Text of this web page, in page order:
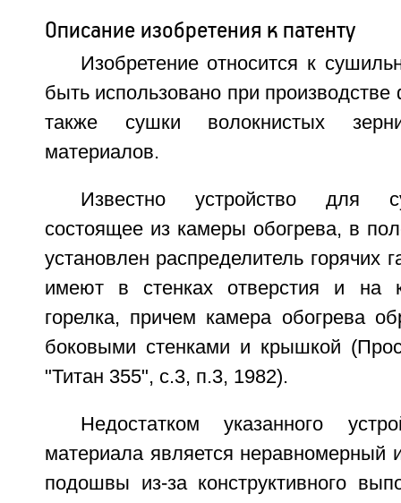
Описание изобретения к патенту
Изобретение относится к
быть использовано при
также сушки волокнистых
материалов.
Известно устройство для
состоящее из камеры обогрева, в
установлен распределитель горячих
имеют в стенках отверстия и на
горелка, причем камера обогрева
боковыми стенками и крышкой
"Титан 355", с.3, п.3, 1982).
Недостатком указанного
материала является неравномерный
подошвы из-за конструктивного